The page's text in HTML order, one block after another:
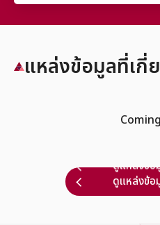
แหล่งข้อมูลที่เกี่
ดูแหล่งข้อ
ดูแหล่งข้อ